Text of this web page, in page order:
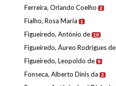
Ferreira, Orlando Coelho 2
Fialho, Rosa Maria 1
Figueiredo, António de 10
Figueiredo, Áureo Rodrigues de
Figueiredo, Leopoldo de 9
Fonseca, Alberto Dinis da 2